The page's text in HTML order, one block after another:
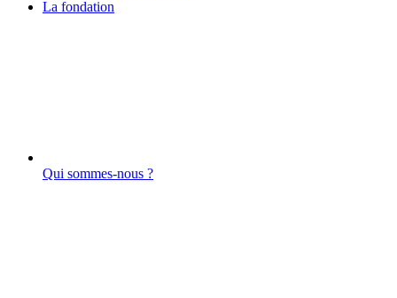
La fondation
Qui sommes-nous ?